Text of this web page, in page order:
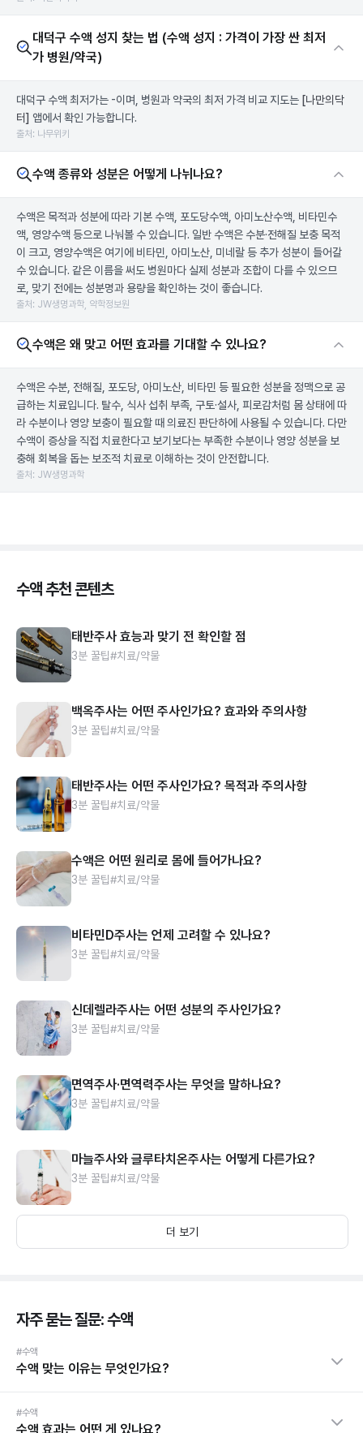
대덕구 수액 성지 찾는 법 (수액 성지 : 가격이 가장 싼 최저
가 병원/약국)
대덕구 수액 최저가는 -이며, 병원과 약국의 최저 가격 비교 지도는 [나만의닥
터] 앱에서 확인 가능합니다.
출처: 나무위키
수액 종류와 성분은 어떻게 나뉘나요?
수액은 목적과 성분에 따라 기본 수액, 포도당수액, 아미노산수액, 비타민수
액, 영양수액 등으로 나눠볼 수 있습니다. 일반 수액은 수분·전해질 보충 목적
이 크고, 영양수액은 여기에 비타민, 아미노산, 미네랄 등 추가 성분이 들어갈
수 있습니다. 같은 이름을 써도 병원마다 실제 성분과 조합이 다를 수 있으므
로, 맞기 전에는 성분명과 용량을 확인하는 것이 좋습니다.
출처: JW생명과학, 약학정보원
수액은 왜 맞고 어떤 효과를 기대할 수 있나요?
수액은 수분, 전해질, 포도당, 아미노산, 비타민 등 필요한 성분을 정맥으로 공
급하는 치료입니다. 탈수, 식사 섭취 부족, 구토·설사, 피로감처럼 몸 상태에 따
라 수분이나 영양 보충이 필요할 때 의료진 판단하에 사용될 수 있습니다. 다만
수액이 증상을 직접 치료한다고 보기보다는 부족한 수분이나 영양 성분을 보
충해 회복을 돕는 보조적 치료로 이해하는 것이 안전합니다.
출처: JW생명과학
수액 추천 콘텐츠
태반주사 효능과 맞기 전 확인할 점
3분 꿀팁#치료/약물
백옥주사는 어떤 주사인가요? 효과와 주의사항
3분 꿀팁#치료/약물
태반주사는 어떤 주사인가요? 목적과 주의사항
3분 꿀팁#치료/약물
수액은 어떤 원리로 몸에 들어가나요?
3분 꿀팁#치료/약물
비타민D주사는 언제 고려할 수 있나요?
3분 꿀팁#치료/약물
신데렐라주사는 어떤 성분의 주사인가요?
3분 꿀팁#치료/약물
면역주사·면역력주사는 무엇을 말하나요?
3분 꿀팁#치료/약물
마늘주사와 글루타치온주사는 어떻게 다른가요?
3분 꿀팁#치료/약물
더 보기
자주 묻는 질문: 수액
#수액
수액 맞는 이유는 무엇인가요?
#수액
수액 효과는 어떤 게 있나요?